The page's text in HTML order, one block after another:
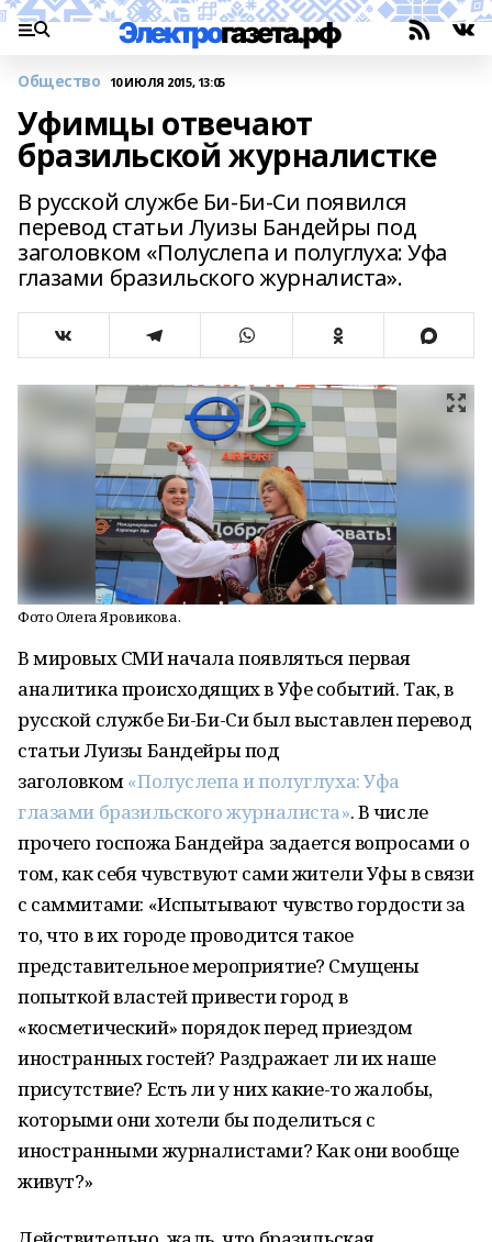
Общество 10 ИЮЛЯ 2015, 13:05
Уфимцы отвечают
бразильской журналистке
В русской службе Би-Би-Си появился
перевод статьи Луизы Бандейры под
заголовком «Полуслепа и полуглуха: Уфа
глазами бразильского журналиста».
Фото Олега Яровикова.
В мировых СМИ начала появляться первая
аналитика происходящих в Уфе событий. Так, в
русской службе Би-Би-Си был выставлен перевод
статьи Луизы Бандейры под
заголовком«Полуслепа и полуглуха: Уфа
глазами бразильского журналиста». В числе
прочего госпожа Бандейра задается вопросами о
том, как себя чувствуют сами жители Уфы в связи
с саммитами: «Испытывают чувство гордости за
то, что в их городе проводится такое
представительное мероприятие? Смущены
попыткой властей привести город в
«косметический» порядок перед приездом
иностранных гостей? Раздражает ли их наше
присутствие? Есть ли у них какие-то жалобы,
которыми они хотели бы поделиться с
иностранными журналистами? Как они вообще
живут?»